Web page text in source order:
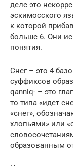
деле это
эскимосского
к которой
больше 6. Они
понятия.
Снег – это 4
суффиксов
qanniq- – это
то типа «идет
«снег»,
хлопьями» или
образованным